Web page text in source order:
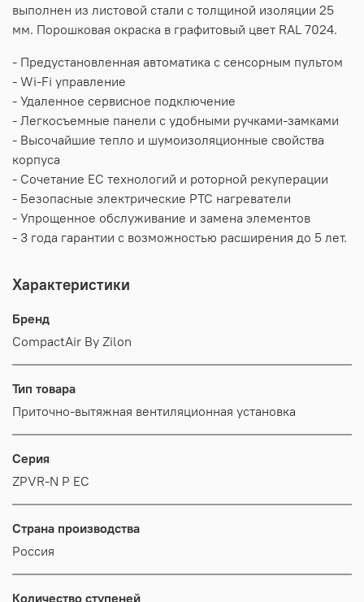
выполнен из листовой стали с толщиной изоляции 25
мм. Порошковая окраска в графитовый цвет RAL 7024.
- Предустановленная автоматика с сенсорным пультом
- Wi-Fi управление
- Удаленное сервисное подключение
- Легкосъемные панели с удобными ручками-замками
- Высочайшие тепло и шумоизоляционные свойства
корпуса
- Сочетание ЕС технологий и роторной рекуперации
- Безопасные электрические РТС нагреватели
- Упрощенное обслуживание и замена элементов
- 3 года гарантии с возможностью расширения до 5 лет.
Характеристики
Бренд
CompactAir By Zilon
Тип товара
Приточно-вытяжная вентиляционная установка
Серия
ZPVR-N P EC
Страна производства
Россия
Количество ступеней